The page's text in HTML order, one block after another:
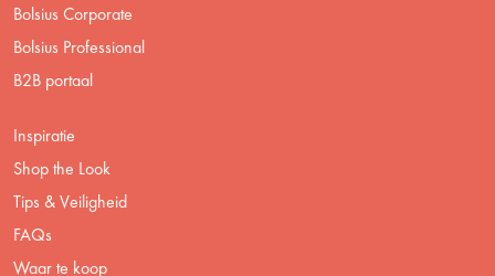
Bolsius Corporate
Bolsius Professional
B2B portaal
Inspiratie
Shop the Look
Tips & Veiligheid
FAQs
Waar te koop